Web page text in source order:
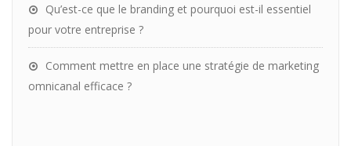
Qu’est-ce que le branding et pourquoi est-il essentiel
pour votre entreprise ?
Comment mettre en place une stratégie de marketing
omnicanal efficace ?